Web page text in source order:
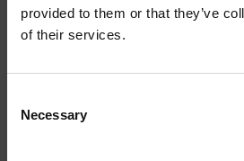
provided to them or that they’ve
of their services.
Selection
Necessary
ISCRIVITI ALLA
Resta aggiornato su tutte le